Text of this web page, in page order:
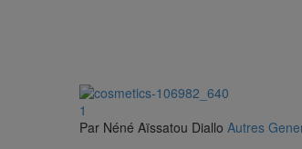
1
Par Néné Aïssatou Diallo Autres